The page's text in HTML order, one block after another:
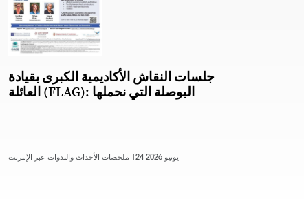
جلسات النقاش الأكاديمية الكبرى بقيادة
العائلة (FLAG): البوصلة التي نحملها
24 يونيو 2026